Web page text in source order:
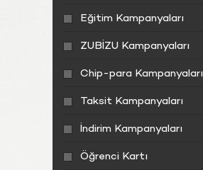
Eğitim Kampanyaları
ZUBİZU Kampanyaları
Chip-para Kampanyaları
Taksit Kampanyaları
İndirim Kampanyaları
Öğrenci Kartı